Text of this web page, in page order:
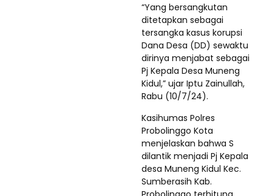
“Yang bersangkutan
ditetapkan sebagai
tersangka kasus korupsi
Dana Desa (DD) sewaktu
dirinya menjabat sebagai
Pj Kepala Desa Muneng
Kidul,” ujar Iptu Zainullah,
Rabu (10/7/24).
Kasihumas Polres
Probolinggo Kota
menjelaskan bahwa S
dilantik menjadi Pj Kepala
desa Muneng Kidul Kec.
Sumberasih Kab.